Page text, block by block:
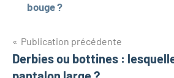
bouge ?
Navigation
de
Publication précédente
Derbies ou bottines :